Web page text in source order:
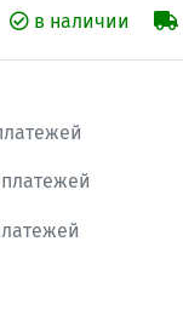
в наличии